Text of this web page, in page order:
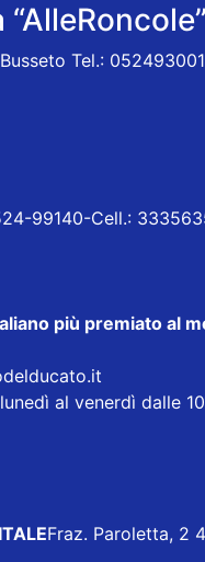
Tel.:
99140-Cell.:
più premiato al
al venerdì dalle
Fraz. Paroletta, 2